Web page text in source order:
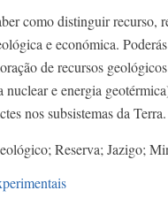
como distinguir recurso,
e económica.
de recursos
nuclear e energia
nos subsistemas da Terra.
Reserva; Jazigo;